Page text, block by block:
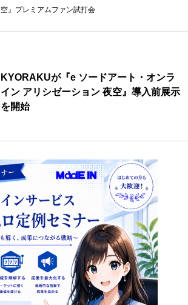
空』プレミアムファン試打会
KYORAKUが『e ソードアート・オンラ
イン アリシゼーション 夜空』導入前展示
を開始